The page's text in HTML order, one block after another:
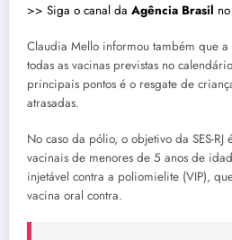
>> Siga o canal da Agência Brasil
Claudia Mello informou também que
todas as vacinas previstas no
principais pontos é o resgate de
atrasadas.
No caso da pólio, o objetivo da SES-RJ
vacinais de menores de 5 anos de
injetável contra a poliomielite (VIP),
vacina oral contra.